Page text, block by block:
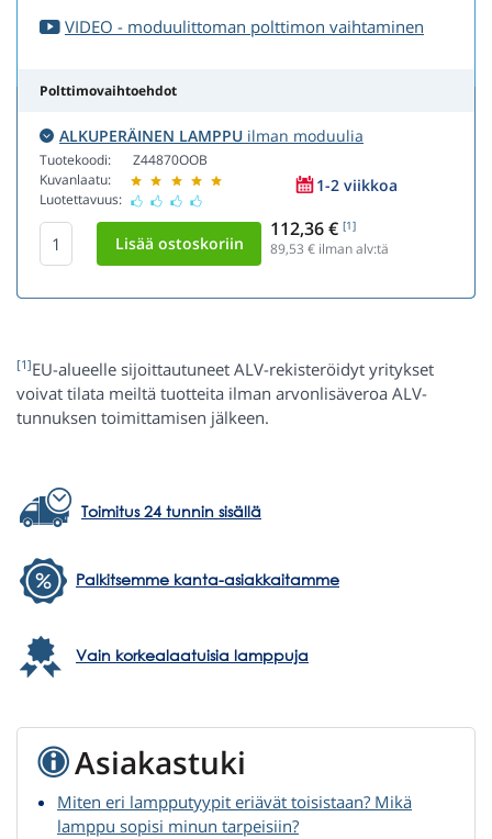
VIDEO - moduulittoman polttimon vaihtaminen
Polttimovaihtoehdot
ALKUPERÄINEN LAMPPU ilman moduulia
Tuotekoodi:
Kuvanlaatu:
Luotettavuus:
Z44870OOB
1-2 viikkoa
112,36 € [1]
89,53 € ilman alv:tä
[1]EU-alueelle sijoittautuneet ALV-rekisteröidyt yritykset
voivat tilata meiltä tuotteita ilman arvonlisäveroa ALV-
tunnuksen toimittamisen jälkeen.
Toimitus 24 tunnin sisällä
Palkitsemme kanta-asiakkaitamme
Vain korkealaatuisia lamppuja
Asiakastuki
Miten eri lampputyypit eriävät toisistaan? Mikä
lamppu sopisi minun tarpeisiin?